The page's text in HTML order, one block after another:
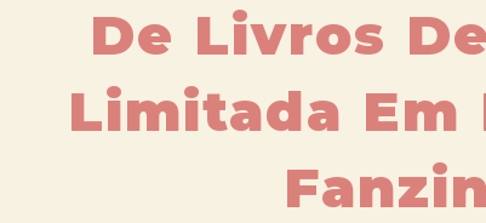
De Livros
Limitada Em